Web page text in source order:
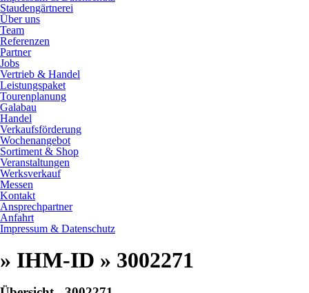
Staudengärtnerei
Über uns
Team
Referenzen
Partner
Jobs
Vertrieb & Handel
Leistungspaket
Tourenplanung
Galabau
Handel
Verkaufsförderung
Wochenangebot
Sortiment & Shop
Veranstaltungen
Werksverkauf
Messen
Kontakt
Ansprechpartner
Anfahrt
Impressum & Datenschutz
» IHM-ID » 3002271